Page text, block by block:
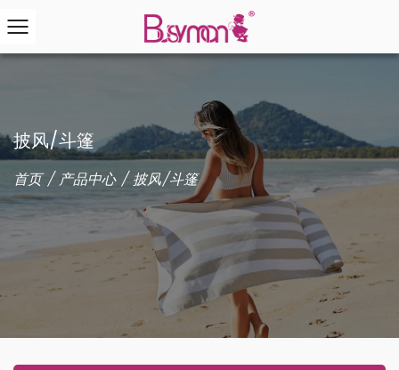
披风/斗篷
首页/产品中心/披风/斗篷